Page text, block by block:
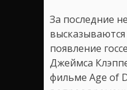
За последние
появление
Джеймса
фильме Age of